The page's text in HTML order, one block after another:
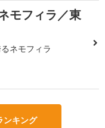
モフィラ／東
ネモフィラ
ンキング